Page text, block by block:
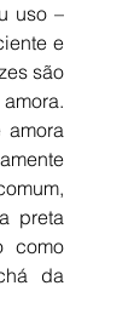
uso –
e
são
preta
como
da